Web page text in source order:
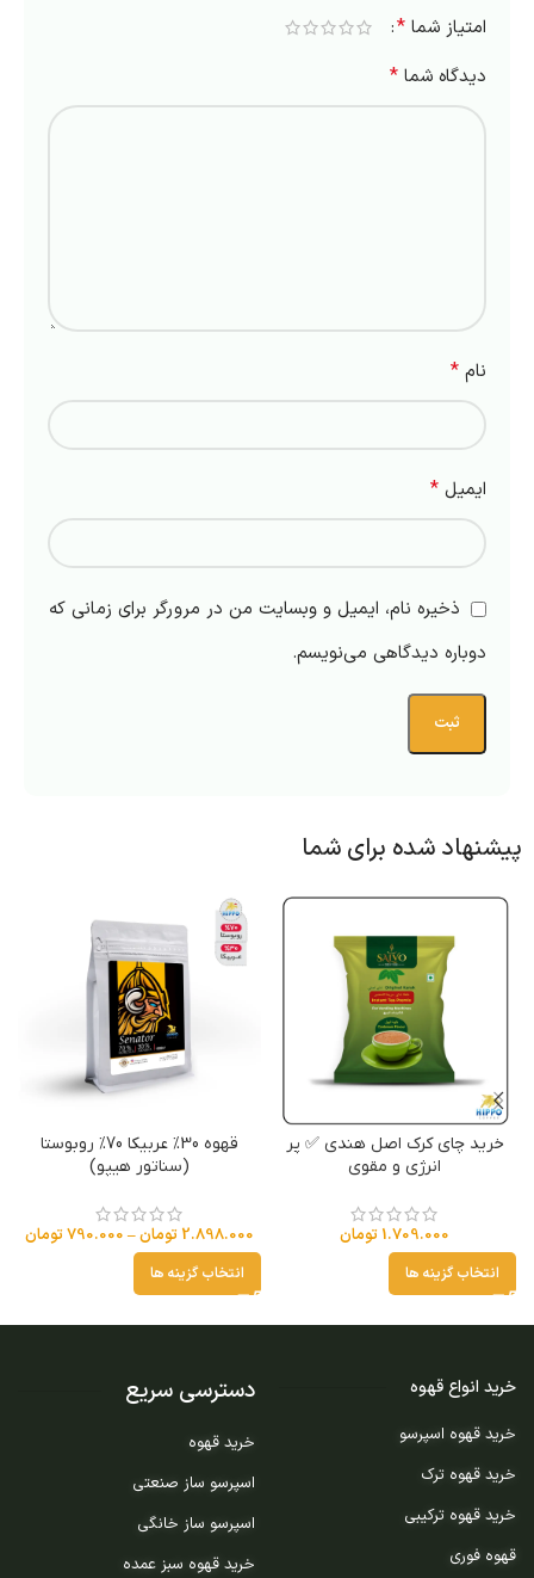
امتیاز شما *
دیدگاه شما *
نام *
ایمیل *
ذخیره نام، ایمیل و وبسایت من در مرورگر برای زمانی که
دوباره دیدگاهی می‌نویسم.
پیشنهاد شده برای شما
خرید چای کرک اصل هندی ✅ پر
انرژی و مقوی
1.709.000 تومان
انتخاب گزینه ها
قهوه 30% عربیکا 70% روبوستا
(سناتور هیپو)
2.898.000 تومان–
790.000تومان
انتخاب گزینه ها
خرید انواع قهوه
خرید قهوه اسپرسو
خرید قهوه ترک
خرید قهوه ترکیبی
قهوه فوری
دسترسی سریع
خرید قهوه
اسپرسو ساز صنعتی
اسپرسو ساز خانگی
خرید قهوه سبز عمده